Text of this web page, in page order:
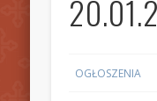
OGŁOSZENIA